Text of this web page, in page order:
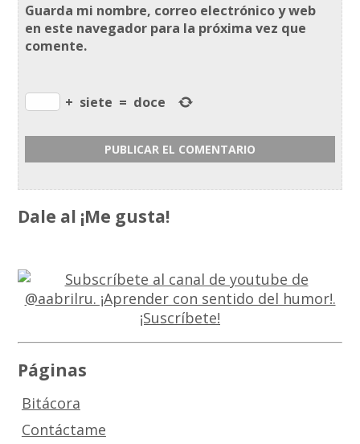
Guarda mi nombre, correo electrónico y web
en este navegador para la próxima vez que
comente.
+ siete = doce
Dale al ¡Me gusta!
Páginas
Bitácora
Contáctame